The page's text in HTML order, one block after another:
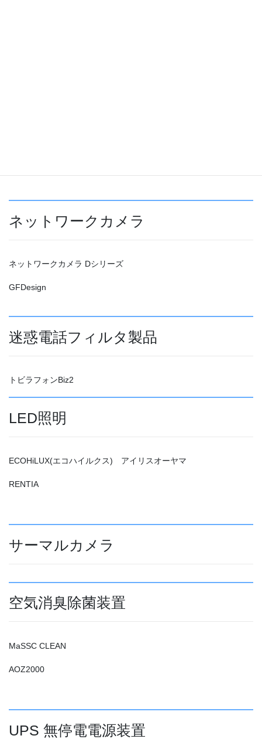
ネットワークカメラ
ネットワークカメラ Dシリーズ
GFDesign
迷惑電話フィルタ製品
トビラフォンBiz2
LED照明
ECOHiLUX(エコハイルクス) アイリスオーヤマ
RENTIA
サーマルカメラ
空気消臭除菌装置
MaSSC CLEAN
AOZ2000
UPS 無停電電源装置